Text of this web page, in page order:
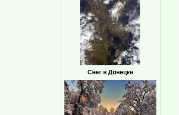
Снег в Донецке